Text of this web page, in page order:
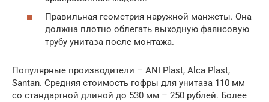
Правильная геометрия наружной манжеты. Она
должна плотно облегать выходную фаянсовую
трубу унитаза после монтажа.
Популярные производители – ANI Plast, Alca Plast,
Santan. Средняя стоимость гофры для унитаза 110 мм
со стандартной длиной до 530 мм – 250 рублей. Более